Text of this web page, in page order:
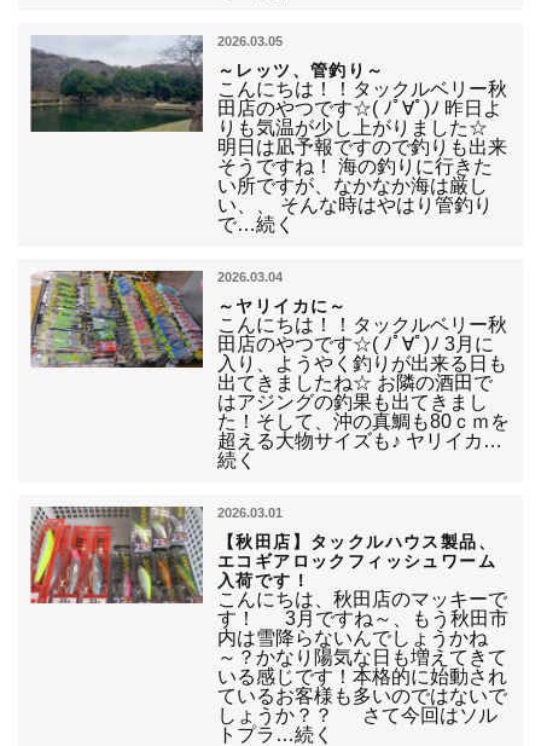
2026.03.05
～レッツ、管釣り～
こんにちは！！タックルベリー秋
田店のやつです☆( ﾉﾟ∀ﾟ)ﾉ 昨日よ
りも気温が少し上がりました☆
明日は凪予報ですので釣りも出来
そうですね！ 海の釣りに行きた
い所ですが、なかなか海は厳し
い、、 そんな時はやはり管釣り
で…続く
2026.03.04
～ヤリイカに～
こんにちは！！タックルベリー秋
田店のやつです☆( ﾉﾟ∀ﾟ)ﾉ 3月に
入り、ようやく釣りが出来る日も
出てきましたね☆ お隣の酒田で
はアジングの釣果も出てきまし
た！そして、沖の真鯛も80ｃｍを
超える大物サイズも♪ ヤリイカ…
続く
2026.03.01
【秋田店】タックルハウス製品、
エコギアロックフィッシュワーム
入荷です！
こんにちは、秋田店のマッキーで
す！ 3月ですね～、もう秋田市
内は雪降らないんでしょうかね
～？かなり陽気な日も増えてきて
いる感じです！本格的に始動され
ているお客様も多いのではないで
しょうか？？ さて今回はソル
トプラ…続く